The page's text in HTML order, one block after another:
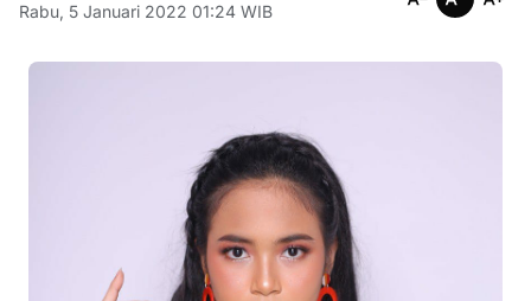
Rabu, 5 Januari 2022 01:24 WIB